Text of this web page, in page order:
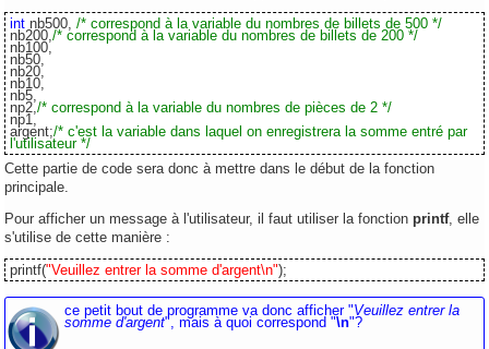
int nb500,/* correspond à la variable du nombres de billets de 500 */
nb200,/* correspond à la variable du nombres de billets de 200 */
nb100,
nb50,
nb20,
nb10,
nb5,
np2,/* correspond à la variable du nombres de pièces de 2 */
np1,
argent;/* c'est la variable dans laquel on enregistrera la somme entré par
l'utilisateur */
Cette partie de code sera donc à mettre dans le début de la fonction
principale.
Pour afficher un message à l'utilisateur, il faut utiliser la fonctionprintf, elle
s'utilise de cette manière :
printf("Veuillez entrer la somme d'argent\n");
ce petit bout de programme va donc afficher "Veuillez entrer la
somme d'argent", mais à quoi correspond "\n"?